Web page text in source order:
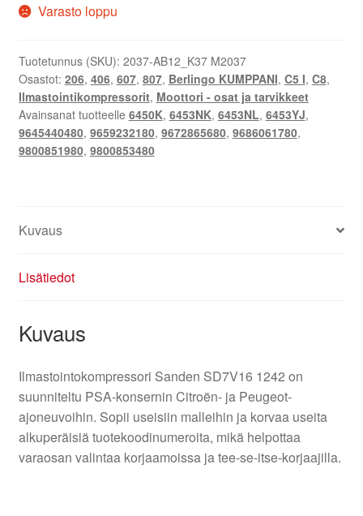
Varasto loppu
Tuotetunnus (SKU): 2037-AB12_K37 M2037
Osastot: 206, 406, 607, 807, Berlingo KUMPPANI, C5 I, C8,
Ilmastointikompressorit, Moottori - osat ja tarvikkeet
Avainsanat tuotteelle 6450K, 6453NK, 6453NL, 6453YJ,
9645440480, 9659232180, 9672865680, 9686061780,
9800851980, 9800853480
Kuvaus
Lisätiedot
Kuvaus
Ilmastointokompressori Sanden SD7V16 1242 on
suunniteltu PSA-konsernin Citroën- ja Peugeot-
ajoneuvoihin. Sopii useisiin malleihin ja korvaa useita
alkuperäisiä tuotekoodinumeroita, mikä helpottaa
varaosan valintaa korjaamoissa ja tee-se-itse-korjaajilla.